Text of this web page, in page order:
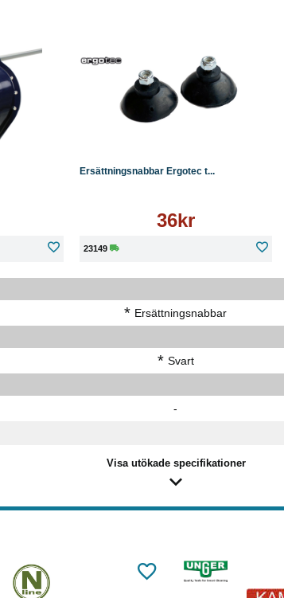
Läs mer
Ersättningsnabbar Ergotec t...
36kr
23149
* Ersättningsnabbar
* Svart
-
Visa utökade specifikationer